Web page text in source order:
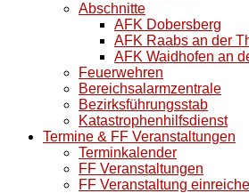
Abschnitte
AFK Dobersberg
AFK Raabs an der
AFK Waidhofen an
Feuerwehren
Bereichsalarmzentrale
Bezirksführungsstab
Katastrophenhilfsdienst
Termine & FF Veranstaltungen
Terminkalender
FF Veranstaltungen
FF Veranstaltung